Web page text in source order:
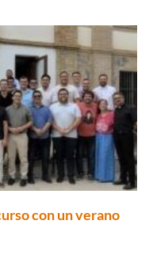
con un verano